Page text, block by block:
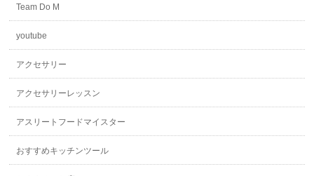
Team Do M
youtube
アクセサリー
アクセサリーレッスン
アスリートフードマイスター
おすすめキッチンツール